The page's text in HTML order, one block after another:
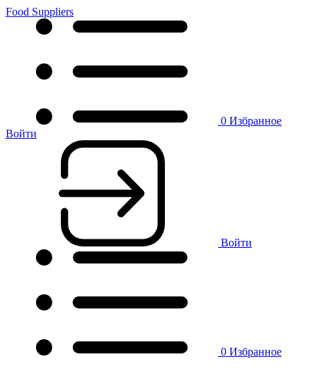
Food Suppliers
0 Избранное
Войти
Войти
0 Избранное